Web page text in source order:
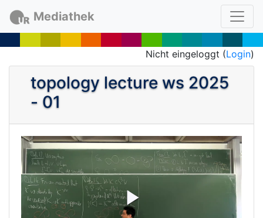
Mediathek
Nicht eingeloggt (Login)
topology lecture ws 2025
- 01
P